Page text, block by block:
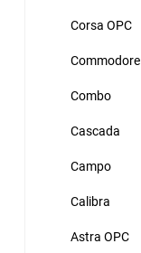
Corsa OPC
Commodore
Combo
Cascada
Campo
Calibra
Astra OPC